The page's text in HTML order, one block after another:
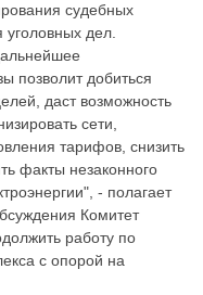
судебных
уголовных дел.
позволит добиться
даст возможность
сети,
тарифов, снизить
факты незаконного
- полагает
Комитет
работу по
с опорой на